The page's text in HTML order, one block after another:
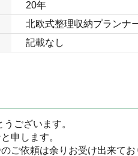
20年
北欧式整理収納プランナ
記載なし
ございます。
申します。
ご依頼は余りお受け出来て